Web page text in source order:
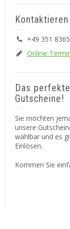
+49 351
Online-
Das
Gutscheine!
Sie möchten
unsere
wählbar und es
Einlösen.
Kommen Sie